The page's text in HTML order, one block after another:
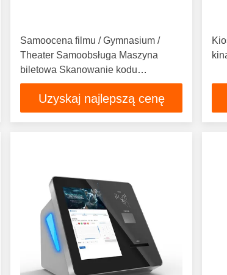
Samoocena filmu / Gymnasium /
Theater Samoobsługa Maszyna
biletowa Skanowanie kodu
kreskowego 2D
Uzyskaj najlepszą cenę